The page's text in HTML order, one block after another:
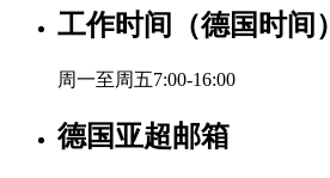
工作时间（德国时间）
周一至周五7:00-16:00
德国亚超邮箱